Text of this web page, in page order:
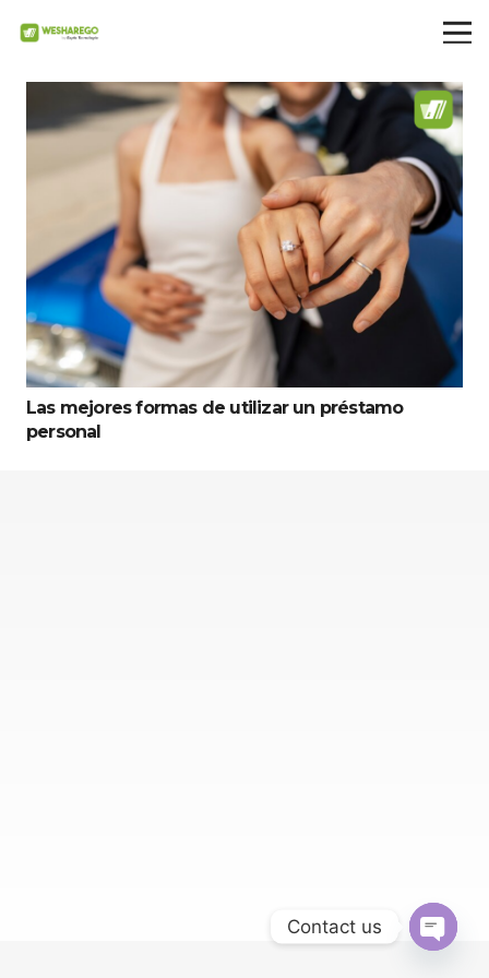
Las mejores formas de utilizar un préstamo
personal
Contact us